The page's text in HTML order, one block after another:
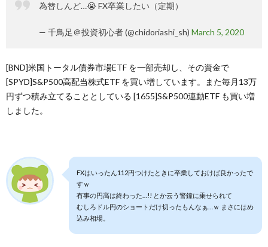
為替しんど…😭 FX卒業したい（定期）
— 千鳥足＠投資初心者 (@chidoriashi_sh) March 5, 2020
[BND]米国トータル債券市場ETF を一部売却し、その資金で
[SPYD]S&P500高配当株式ETF を買い増しています。また毎月13万
円ずつ積み立てることとしている [1655]S&P500連動ETF も買い増
しました。
FXはいったん112円つけたときに卒業しておけば良かったで
すｗ
有事の円高は終わった…!! とか云う警鐘に乗せられて
むしろドル円のショートだけ切ったもんなぁ…ｗ まさにはめ
込み相場。